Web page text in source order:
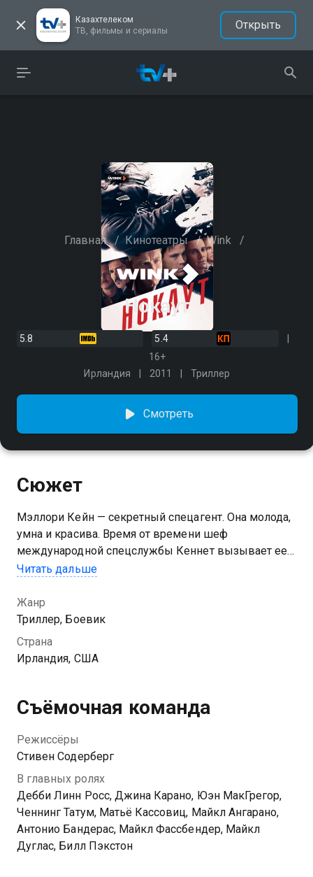
Казахтелеком
ТВ, фильмы и сериалы
Открыть
Главная / Кинотеатры / Wink /
Нокаут
5.8
5.4
16+
Ирландия
2011 Триллер
Смотреть
Сюжет
Мэллори Кейн — секретный спецагент. Она молода,
умна и красива. Время от времени шеф
международной спецслужбы Кеннет вызывает ее
для выполнения заданий, не всегда
провала череды операций Мэллори осознает, что
она пешка в двойной игре. Теперь ей нужно
использовать весь свой талант и опыт, чтобы
скрыться от международного розыска, защитить
свою семью и отомстить за предательство…
Читать дальше
Жанр
Триллер, Боевик
Страна
Ирландия, США
Съёмочная команда
Режиссёры
Стивен Содерберг
В главных ролях
Дебби Линн Росс, Джина Карано, Юэн МакГрегор,
Ченнинг Татум, Матьё Кассовиц, Майкл Ангарано,
Антонио Бандерас, Майкл Фассбендер, Майкл
Дуглас, Билл Пэкстон